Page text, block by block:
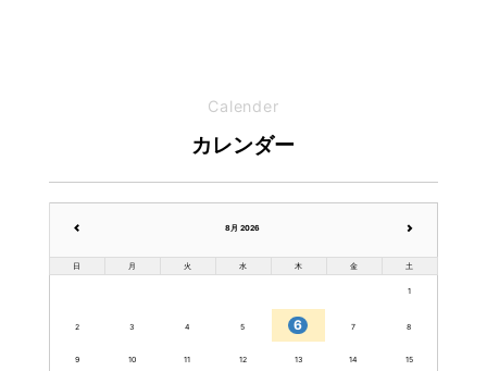
Calender
カレンダー
8月 2026
日 月 火 水 木 金 土
1
2 3 4 5 6 7 8
9 10 11 12 13 14 15